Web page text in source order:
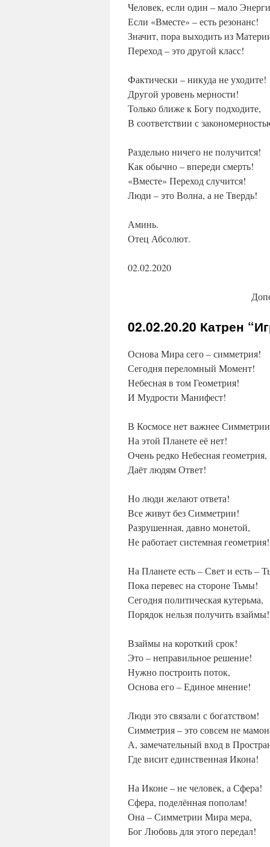
Человек, если один – мало
Если «Вместе» – есть резонанс!
Значит, пора выходить из
Переход – это другой класс!
Фактически – никуда не уходите!
Другой уровень мерности!
Только ближе к Богу подходите,
В соответствии с
Раздельно ничего не получится!
Как обычно – впереди смерть!
«Вместе» Переход случится!
Люди – это Волна, а не Твердь!
Аминь.
Отец Абсолют.
02.02.2020
02.02.20.20 Катрен
Основа Мира сего – симметрия!
Сегодня переломный Момент!
Небесная в том Геометрия!
И Мудрости Манифест!
В Космосе нет важнее
На этой Планете её нет!
Очень редко Небесная геометрия,
Даёт людям Ответ!
Но люди желают ответа!
Все живут без Симметрии!
Разрушенная, давно монетой,
Не работает системная геометрия!
На Планете есть – Свет и есть –
Пока перевес на стороне Тьмы!
Сегодня политическая кутерьма,
Порядок нельзя получить взаймы!
Взаймы на короткий срок!
Это – неправильное решение!
Нужно построить поток,
Основа его – Единое мнение!
Люди это связали с богатством!
Симметрия – это совсем не
А, замечательный вход в
Где висит единственная Икона!
На Иконе – не человек, а Сфера!
Сфера, поделённая пополам!
Она – Симметрии Мира мера,
Бог Любовь для этого передал!